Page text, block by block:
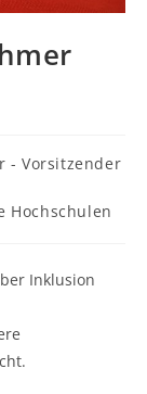
- Vorsitzender
Hochschulen
Inklusion